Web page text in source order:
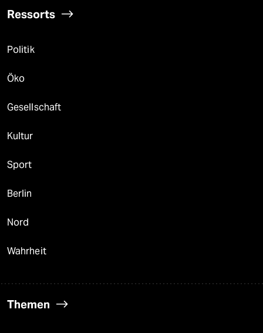
Ressorts
Politik
Öko
Gesellschaft
Kultur
Sport
Berlin
Nord
Wahrheit
Themen